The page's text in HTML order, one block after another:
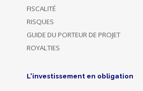
FISCALITÉ
RISQUES
GUIDE DU PORTEUR DE PROJET
ROYALTIES
L'investissement en obligation